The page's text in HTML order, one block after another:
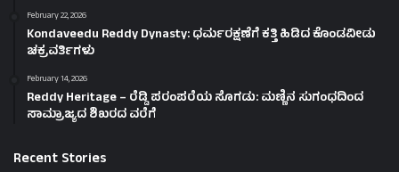
February 22, 2026
Kondaveedu Reddy Dynasty: ಧರ್ಮರಕ್ಷಣೆಗೆ ಕತ್ತಿ ಹಿಡಿದ ಕೊಂಡವೀಡು
ಚಕ್ರವರ್ತಿಗಳು
February 14, 2026
Reddy Heritage – ರೆಡ್ಡಿ ಪರಂಪರೆಯ ಸೊಗಡು: ಮಣ್ಣಿನ ಸುಗಂಧದಿಂದ
ಸಾಮ್ರಾಜ್ಯದ ಶಿಖರದ ವರೆಗೆ
Recent Stories